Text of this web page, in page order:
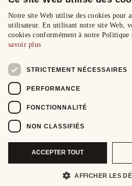
Notre site Web utilise des cookies pour
utilisateur. En utilisant notre site Web,
cookies conformément à notre
savoir plus
STRICTEMENT NÉCESSAIRES
PERFORMANCE
FONCTIONNALITÉ
NON CLASSIFIÉS
ACCEPTER TOUT
AFFICHER LES